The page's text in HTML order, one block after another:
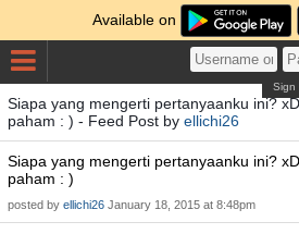
Available on
Sign
Siapa yang mengerti pertanyaanku ini?
paham : ) - Feed Post by ellichi26
Siapa yang mengerti pertanyaanku ini?
paham : )
posted by ellichi26 January 18, 2015 at 8:48pm